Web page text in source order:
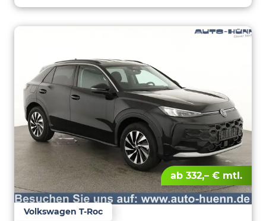
ab 332,– € mtl.
Volkswagen T-Roc